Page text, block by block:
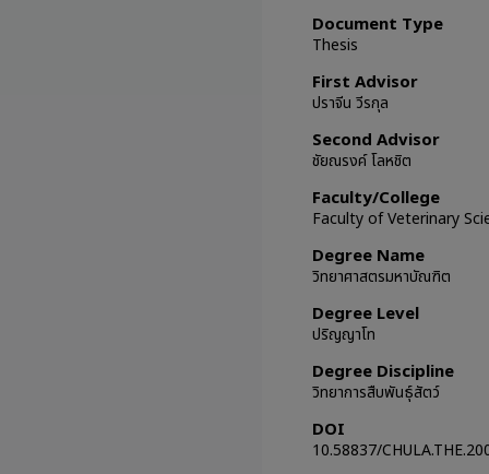
Document Type
Thesis
First Advisor
ปราจีน วีรกุล
Second Advisor
ชัยณรงค์ โลหชิต
Faculty/College
Faculty of Veterinary
Degree Name
วิทยาศาสตรมหาบัณฑิต
Degree Level
ปริญญาโท
Degree Discipline
วิทยาการสืบพันธุ์สัตว์
DOI
10.58837/